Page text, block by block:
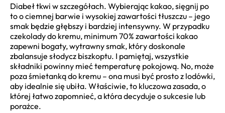
Diabeł tkwi w szczegółach. Wybierając kakao, sięgnij po
to o ciemnej barwie i wysokiej zawartości tłuszczu – jego
smak będzie głębszy i bardziej intensywny. W przypadku
czekolady do kremu, minimum 70% zawartości kakao
zapewni bogaty, wytrawny smak, który doskonale
zbalansuje słodycz biszkoptu. I pamiętaj, wszystkie
składniki powinny mieć temperaturę pokojową. No, może
poza śmietanką do kremu – ona musi być prosto z lodówki,
aby idealnie się ubiła. Właściwie, to kluczowa zasada, o
której łatwo zapomnieć, a która decyduje o sukcesie lub
porażce.